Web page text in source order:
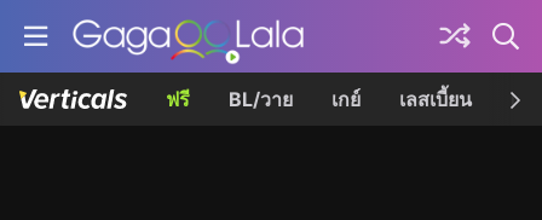
ฟรี BL/วาย เกย์ เลสเบี้ยน เค